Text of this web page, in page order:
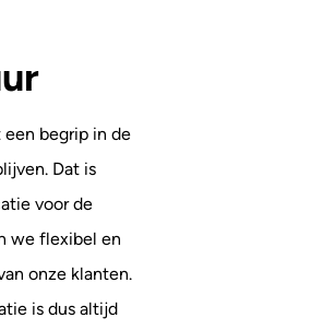
een begrip in de
Dat is
voor de
we flexibel en
onze klanten.
is dus altijd